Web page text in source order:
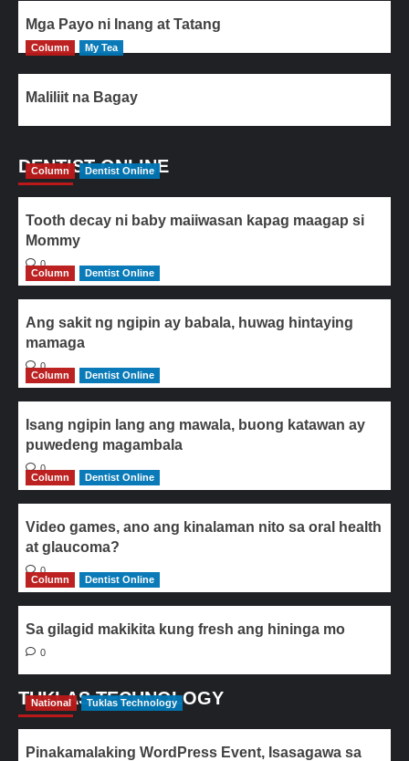
Mga Payo ni Inang at Tatang
Column My Tea
Maliliit na Bagay
DENTIST ONLINE
Column Dentist Online
Tooth decay ni baby maiiwasan kapag maagap si
Mommy
0
Column
Dentist Online
Ang sakit ng ngipin ay babala, huwag hintaying
mamaga
0
Column
Dentist Online
Isang ngipin lang ang mawala, buong katawan ay
puwedeng magambala
0
Column
Dentist Online
Video games, ano ang kinalaman nito sa oral health
at glaucoma?
0
Column
Dentist Online
Sa gilagid makikita kung fresh ang hininga mo
0
TUKLAS TECHNOLOGY
National Tuklas Technology
Pinakamalaking WordPress Event, Isasagawa sa